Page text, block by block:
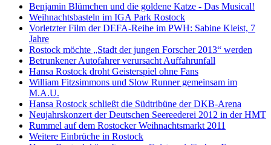
Benjamin Blümchen und die goldene Katze - Das Musical!
Weihnachtsbasteln im IGA Park Rostock
Vorletzter Film der DEFA-Reihe im PWH: Sabine Kleist, 7
Jahre
Rostock möchte „Stadt der jungen Forscher 2013“ werden
Betrunkener Autofahrer verursacht Auffahrunfall
Hansa Rostock droht Geisterspiel ohne Fans
William Fitzsimmons und Slow Runner gemeinsam im
M.A.U.
Hansa Rostock schließt die Südtribüne der DKB-Arena
Neujahrskonzert der Deutschen Seereederei 2012 in der HMT
Rummel auf dem Rostocker Weihnachtsmarkt 2011
Weitere Einbrüche in Rostock